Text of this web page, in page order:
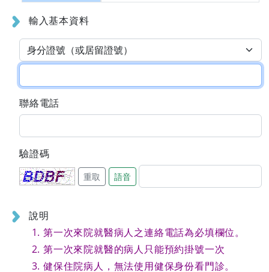
輸入基本資料
聯絡電話
驗證碼
重取 語音
說明
第一次來院就醫病人之連絡電話為必填欄位。
第一次來院就醫的病人只能預約掛號一次
健保住院病人，無法使用健保身份看門診。